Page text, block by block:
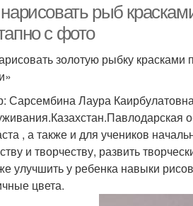
рыб
с фото
золотую рыбку
Сарсембина Лаура
, а также и для учеников
и творчеству, развить
улучшить у ребенка навыки
цвета.